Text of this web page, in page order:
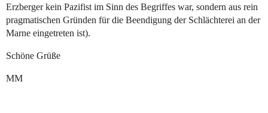
Erzberger kein Pazifist im Sinn des Begriffes war, sondern aus rein
pragmatischen Gründen für die Beendigung der Schlächterei an der
Marne eingetreten ist).
Schöne Grüße
MM